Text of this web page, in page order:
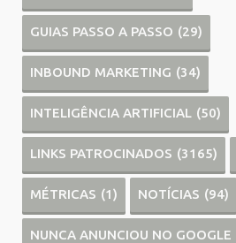
GUIAS PASSO A PASSO (29)
INBOUND MARKETING (34)
INTELIGÊNCIA ARTIFICIAL (50)
LINKS PATROCINADOS (3165)
MÉTRICAS (1) NOTÍCIAS (94)
NUNCA ANUNCIOU NO GOOGLE